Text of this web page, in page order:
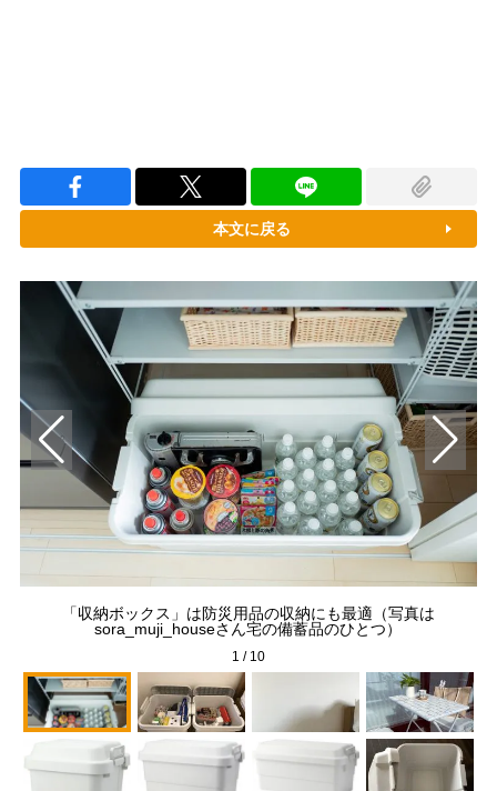
本文に戻る
「収納ボックス」は防災用品の収納にも最適（写真は
sora_muji_houseさん宅の備蓄品のひとつ）
1 / 10